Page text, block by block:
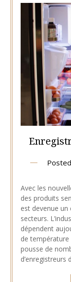
Avec les
des produits
est devenue
secteurs.
dépendent
de température
pousse de
d’enregistreurs